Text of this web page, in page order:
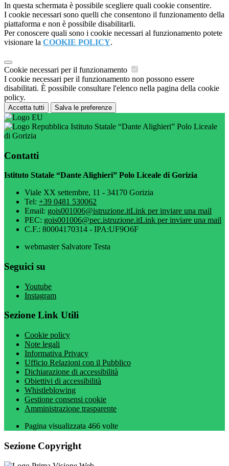
In questa schermata è possibile scegliere quali cookie consentire.
I cookie necessari sono quelli che consentono il funzionamento della
piattaforma e non è possibile disabilitarli.
Per conoscere quali sono i cookie necessari al funzionamento potete
visionare la COOKIE POLICY.
Cookie necessari per il funzionamento
I cookie necessari per il funzionamento non possono essere
disabilitati. È possibile consultare l'elenco nella pagina della cookie
policy.
Accetta tutti Salva le preferenze
Istituto Statale “Dante Alighieri” Polo Liceale
di Gorizia
Contatti
Istituto Statale “Dante Alighieri” Polo Liceale di Gorizia
Viale XX settembre, 11 - 34170 Gorizia
Tel: +39 0481 530062
Email: gois001006@istruzione.itLink per inviare una mail
PEC: gois001006@pec.istruzione.itLink per inviare una mail
C.F.: 80004170314 - IPA:UF9O6F
webmaster Salvatore Testa
Seguici su
Youtube
Instagram
Sezione Link Utili
Cookie policy
Note legali
Informativa Privacy
Ufficio Relazioni con il Pubblico
Dichiarazione di accessibilità
Obiettivi di accessibilità
Whistleblowing
Gestione consensi cookie
Amministrazione trasparente
Pagina visualizzata 466 volte
Sezione Copyright